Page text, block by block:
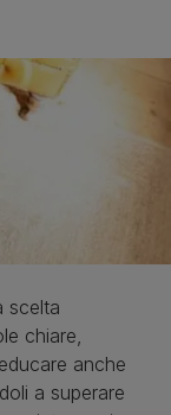
scelta
chiare,
anche
a superare